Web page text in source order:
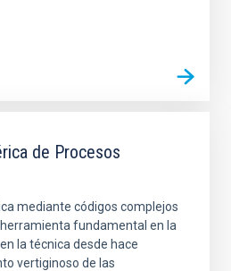
de Procesos
mediante códigos complejos
fundamental en la
la técnica desde hace
vertiginoso de las